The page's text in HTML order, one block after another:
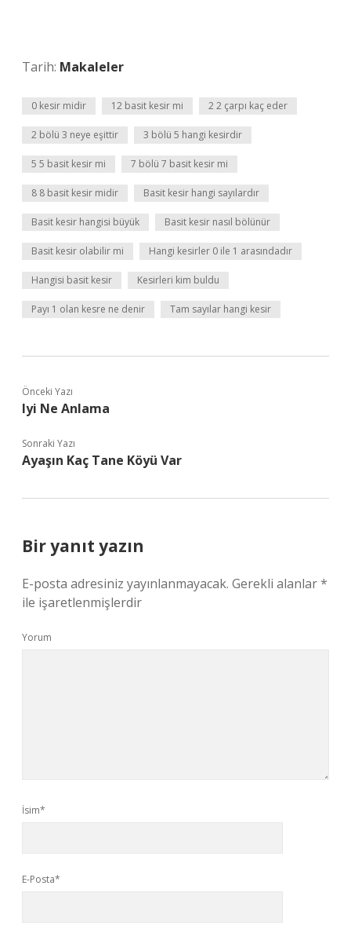
Tarih: Makaleler
0 kesir midir 12 basit kesir mi 2 2 çarpı kaç eder
2 bölü 3 neye eşittir 3 bölü 5 hangi kesirdir
5 5 basit kesir mi 7 bölü 7 basit kesir mi
8 8 basit kesir midir Basit kesir hangi sayılardır
Basit kesir hangisi büyük Basit kesir nasıl bölünür
Basit kesir olabilir mi Hangi kesirler 0 ile 1 arasındadır
Hangisi basit kesir Kesirleri kim buldu
Payı 1 olan kesre ne denir Tam sayılar hangi kesir
Önceki Yazı
Iyi Ne Anlama
Sonraki Yazı
Ayaşın Kaç Tane Köyü Var
Bir yanıt yazın
E-posta adresiniz yayınlanmayacak. Gerekli alanlar*
ile işaretlenmişlerdir
Yorum
İsim*
E-Posta*